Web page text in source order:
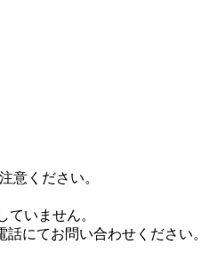
意ください。
ていません。
話にてお問い合わせください。